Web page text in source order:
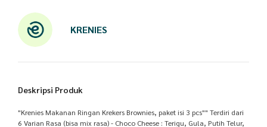
KRENIES
Deskripsi Produk
"Krenies Makanan Ringan Krekers Brownies, paket isi 3 pcs"" Terdiri dari
6 Varian Rasa (bisa mix rasa) - Choco Cheese : Terigu, Gula, Putih Telur,